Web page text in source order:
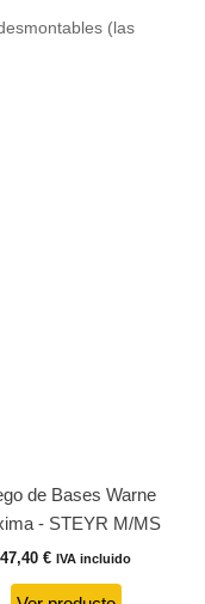
(las
de Bases Warne
- STEYR M/MS
47,40 € IVA incluido